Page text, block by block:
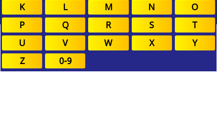
K
L M N
O
P
Q R S
T
U
V W X
Y
Z
0-9